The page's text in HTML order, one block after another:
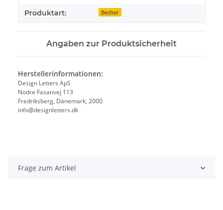
Produktart: Becher
Angaben zur Produktsicherheit
Herstellerinformationen:
Design Letters ApS
Nodre Fasanvej 113
Fredriksberg, Dänemark, 2000
info@designletters.dk
Frage zum Artikel